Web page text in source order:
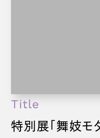
Title
特別展「舞妓